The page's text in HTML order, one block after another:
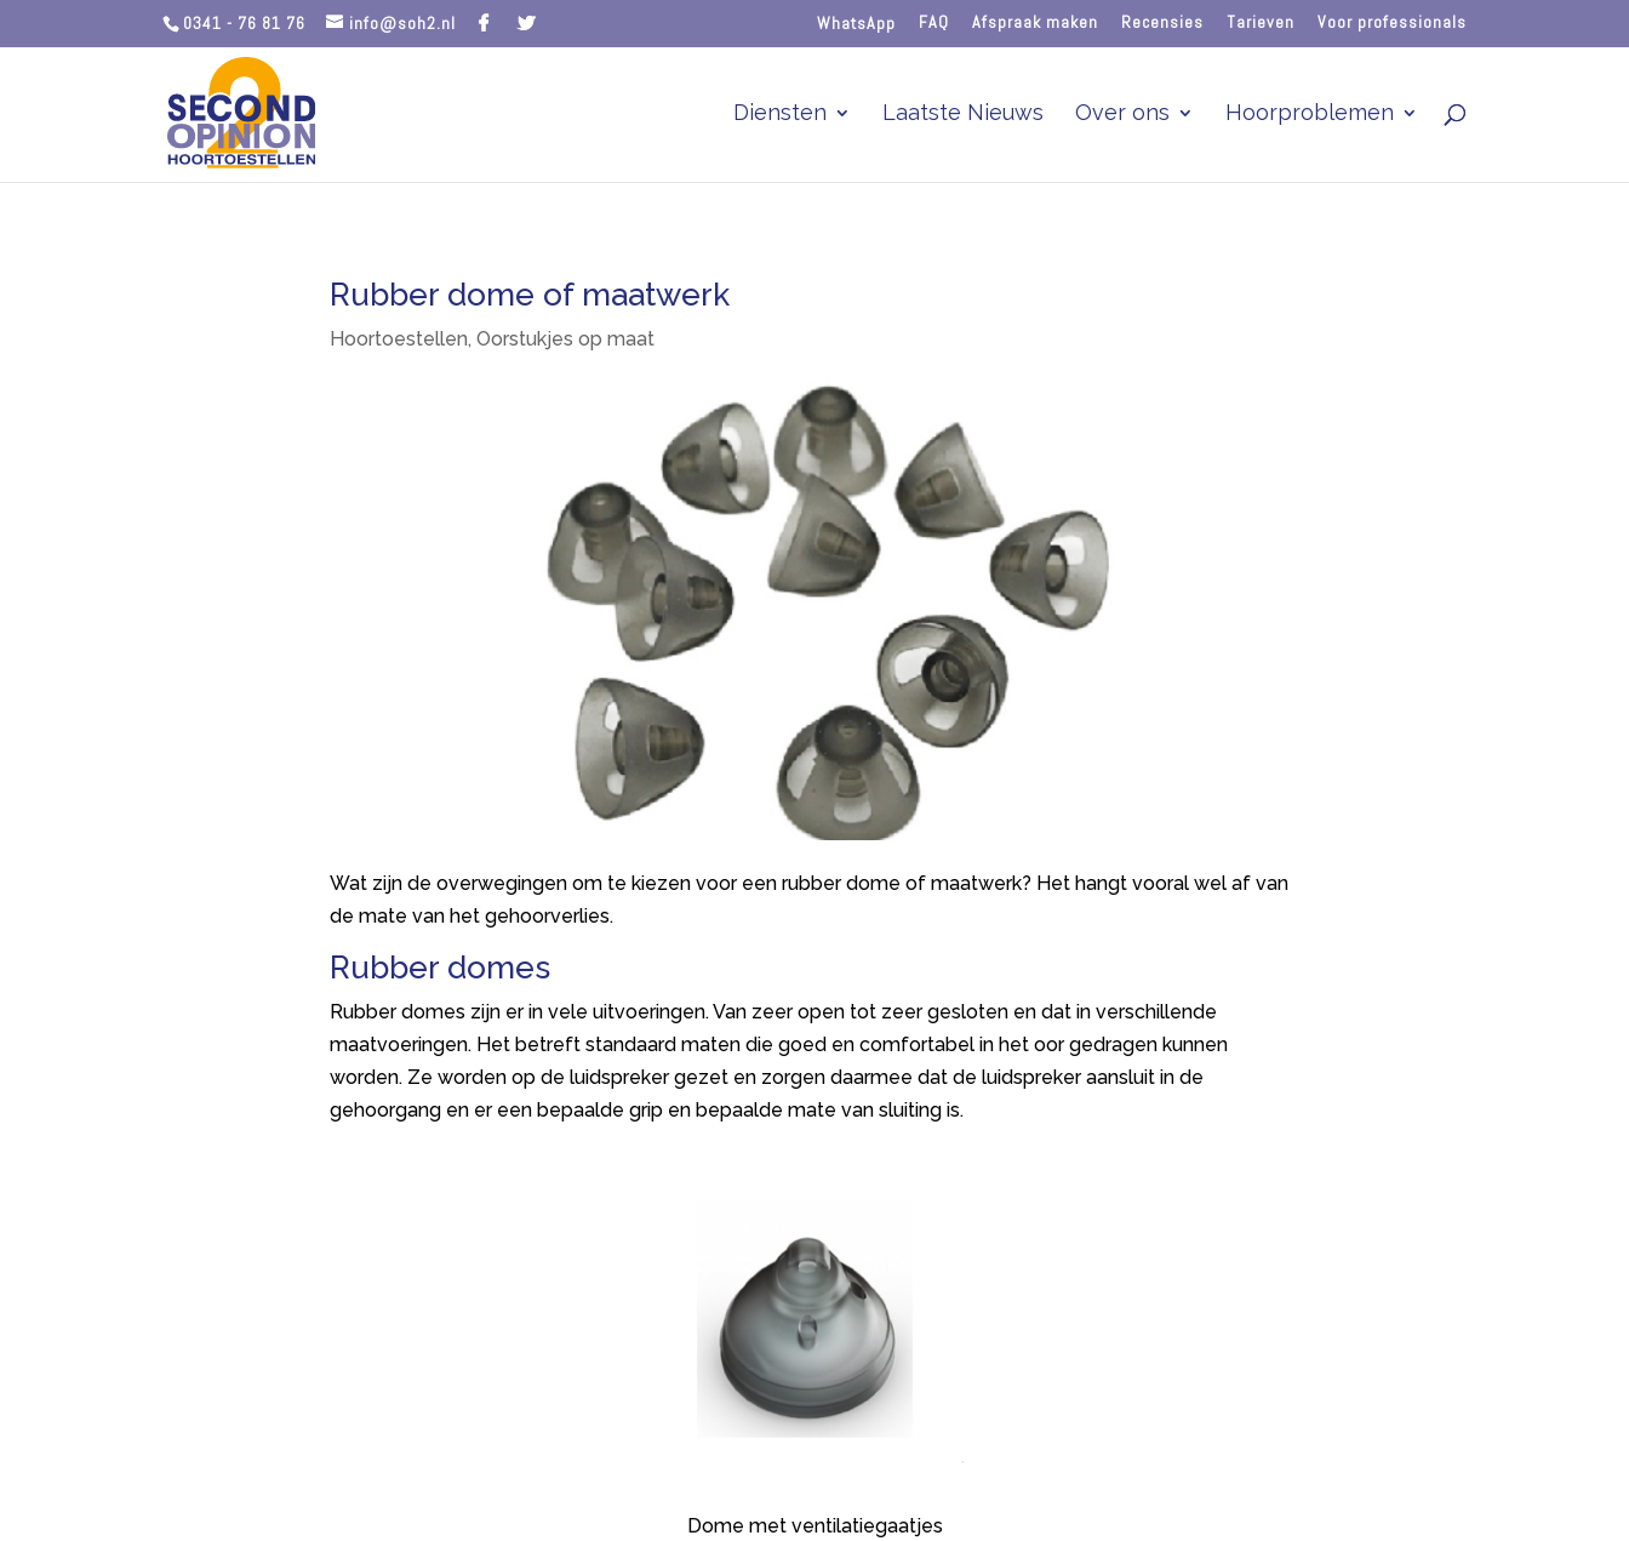
0341 - 76 81 76 info@soh2.nl WhatsApp FAQ Afspraak maken Recensies Tarieven Voor professionals
Diensten Laatste Nieuws Over ons Hoorproblemen
Rubber dome of maatwerk
Hoortoestellen, Oorstukjes op maat
Wat zijn de overwegingen om te kiezen voor een rubber dome of maatwerk? Het hangt vooral wel af van
de mate van het gehoorverlies.
Rubber domes
Rubber domes zijn er in vele uitvoeringen. Van zeer open tot zeer gesloten en dat in verschillende
maatvoeringen. Het betreft standaard maten die goed en comfortabel in het oor gedragen kunnen
worden. Ze worden op de luidspreker gezet en zorgen daarmee dat de luidspreker aansluit in de
gehoorgang en er een bepaalde grip en bepaalde mate van sluiting is.
Dome met ventilatiegaatjes